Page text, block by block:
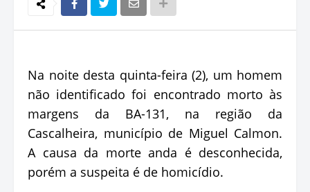
Na noite desta quinta-feira (2), um homem
não identificado foi encontrado morto às
margens da BA-131, na região da
Cascalheira, município de Miguel Calmon.
A causa da morte anda é desconhecida,
porém a suspeita é de homicídio.